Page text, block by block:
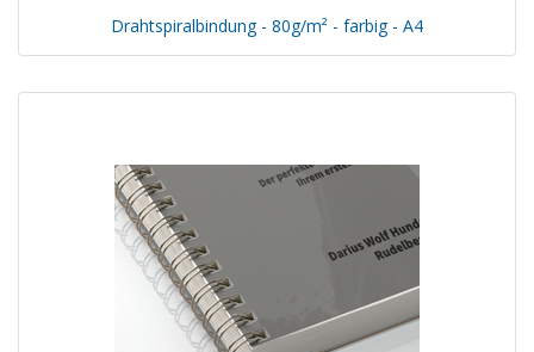
Drahtspiralbindung - 80g/m² - farbig - A4